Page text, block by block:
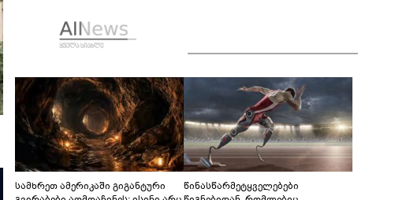
სამხრეთ ამერიკაში გიგანტური
წინასწარმეტყველებები